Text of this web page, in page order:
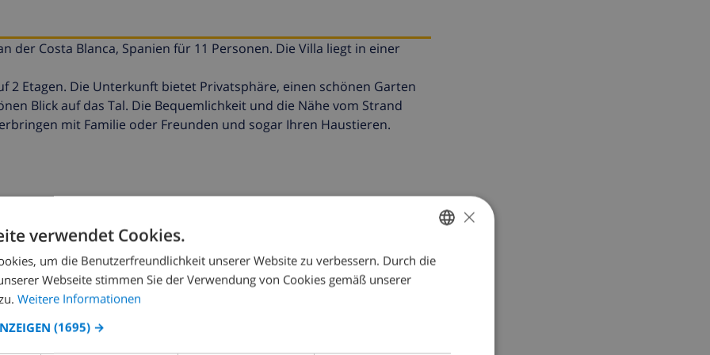
der Costa Blanca, Spanien für 11 Personen. Die Villa liegt in einer
2 Etagen. Die Unterkunft bietet Privatsphäre, einen schönen Garten
Blick auf das Tal. Die Bequemlichkeit und die Nähe vom Strand
mit Familie oder Freunden und sogar Ihren Haustieren.
GERMAN
DUTCH
×
verwendet Cookies.
um die Benutzerfreundlichkeit unserer Website zu verbessern. Durch die
Webseite stimmen Sie der Verwendung von Cookies gemäß unserer
Weitere Informationen
(1695) →